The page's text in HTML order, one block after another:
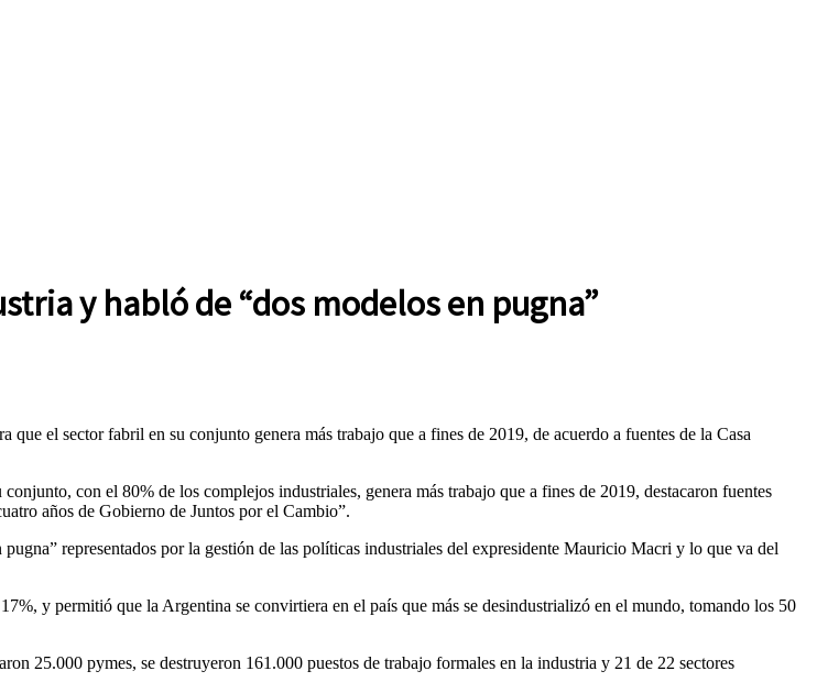
y habló de “dos modelos en pugna”
el sector fabril en su conjunto genera más trabajo que a fines de 2019, de acuerdo a fuentes de la Casa
con el 80% de los complejos industriales, genera más trabajo que a fines de 2019, destacaron fuentes
años de Gobierno de Juntos por el Cambio”.
representados por la gestión de las políticas industriales del expresidente Mauricio Macri y lo que va del
y permitió que la Argentina se convirtiera en el país que más se desindustrializó en el mundo, tomando los 50
25.000 pymes, se destruyeron 161.000 puestos de trabajo formales en la industria y 21 de 22 sectores